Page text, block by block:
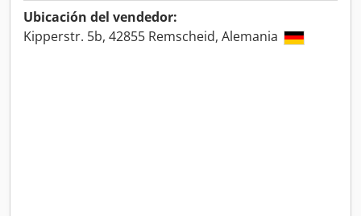
Ubicación del vendedor:
Kipperstr. 5b, 42855 Remscheid, Alemania